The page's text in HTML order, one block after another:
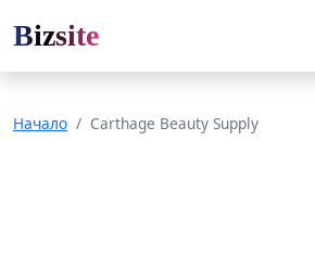
Bizsite
Начало Carthage Beauty Supply